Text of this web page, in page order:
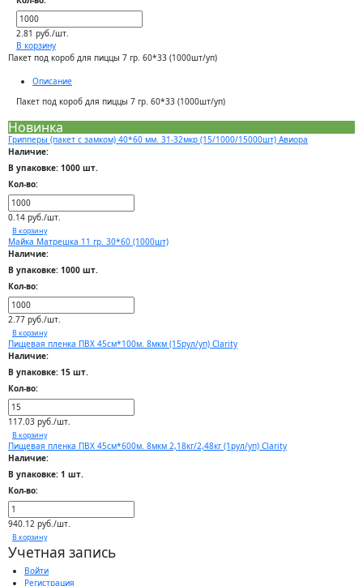
2.81 руб./шт.
В корзину
Пакет под короб для пиццы 7 гр. 60*33 (1000шт/уп)
Описание
Пакет под короб для пиццы 7 гр. 60*33 (1000шт/уп)
Новинка
Грипперы (пакет с замком) 40*60 мм. 31-32мкр (15/1000/15000шт) Авиора
Наличие:
В упаковке: 1000 шт.
Кол-во:
0.14 руб./шт.
В корзину
Майка Матрешка 11 гр. 30*60 (1000шт)
Наличие:
В упаковке: 1000 шт.
Кол-во:
2.77 руб./шт.
В корзину
Пищевая пленка ПВХ 45см*100м. 8мкм (15рул/уп) Clarity
Наличие:
В упаковке: 15 шт.
Кол-во:
117.03 руб./шт.
В корзину
Пищевая пленка ПВХ 45см*600м. 8мкм 2,18кг/2,48кг (1рул/уп) Clarity
Наличие:
В упаковке: 1 шт.
Кол-во:
940.12 руб./шт.
В корзину
Учетная запись
Войти
Регистрация